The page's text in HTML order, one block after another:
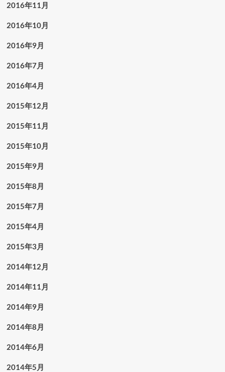
2016年11月
2016年10月
2016年9月
2016年7月
2016年4月
2015年12月
2015年11月
2015年10月
2015年9月
2015年8月
2015年7月
2015年4月
2015年3月
2014年12月
2014年11月
2014年9月
2014年8月
2014年6月
2014年5月